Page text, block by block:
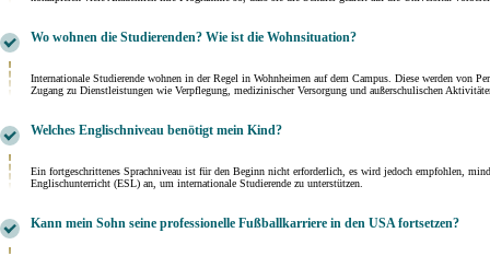
Wo wohnen die Studierenden? Wie ist die Wohnsituation?
Internationale Studierende wohnen in der Regel in Wohnheimen auf dem Campus. Diese werden von
Zugang zu Dienstleistungen wie Verpflegung, medizinischer Versorgung und außerschulischen
Welches Englischniveau benötigt mein Kind?
Ein fortgeschrittenes Sprachniveau ist für den Beginn nicht erforderlich, es wird jedoch empfohlen,
Englischunterricht (ESL) an, um internationale Studierende zu unterstützen.
Kann mein Sohn seine professionelle Fußballkarriere in den USA fortsetzen?